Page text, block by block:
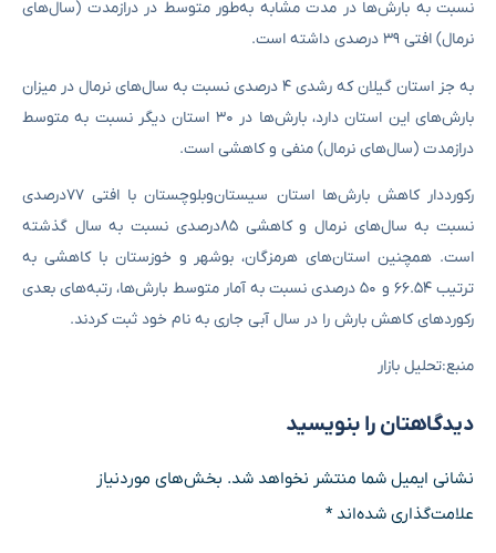
نسبت به بارش‌ها در مدت مشابه به‌طور متوسط در درازمدت (سال‌های
نرمال) افتی ۳۹ درصدی داشته است.
به جز استان گیلان که رشدی ۴ درصدی نسبت به سال‌های نرمال در میزان
بارش‌های این استان دارد، بارش‌ها در ۳۰ استان دیگر نسبت به متوسط
درازمدت (سال‌های نرمال) منفی و کاهشی است.
رکورددار کاهش بارش‌ها استان سیستان‌وبلوچستان با افتی ۷۷درصدی
نسبت به سال‌های نرمال و کاهشی ۸۵درصدی نسبت به سال گذشته
است. همچنین استان‌های هرمزگان، بوشهر و خوزستان با کاهشی به
ترتیب ۶۶.۵۴ و ۵۰ درصدی نسبت به آمار متوسط بارش‌ها، رتبه‌های بعدی
رکوردهای کاهش بارش را در سال آبی جاری به نام خود ثبت کردند.
منبع:تحلیل بازار
دیدگاهتان را بنویسید
نشانی ایمیل شما منتشر نخواهد شد. بخش‌های موردنیاز
علامت‌گذاری شده‌اند*